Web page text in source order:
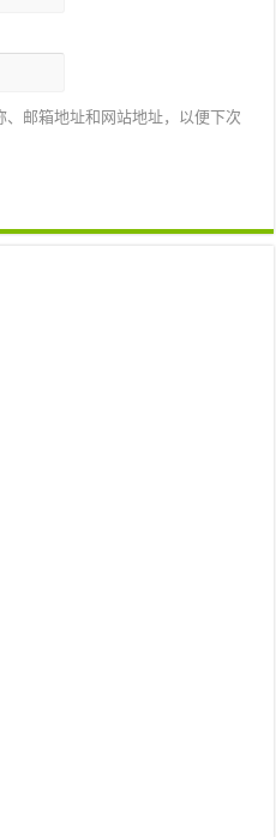
邮箱地址和网站地址，以便下次